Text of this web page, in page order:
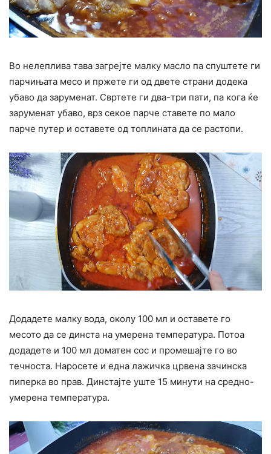
Во нелеплива тава загрејте малку масло па спуштете ги
парчињата месо и пржете ги од двете страни додека
убаво да заруменат. Свртете ги два-три пати, па кога ќе
заруменат убаво, врз секое парче ставете по мало
парче путер и оставете од топлината да се растопи.
Додадете малку вода, околу 100 мл и оставете го
месото да се динста на умерена температура. Потоа
додадете и 100 мл доматен сос и промешајте го во
течноста. Наросете и една лажичка црвена зачинска
пиперка во прав. Динстајте уште 15 минути на средно-
умерена температура.